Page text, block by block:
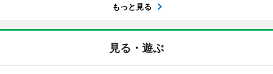
もっと見る
見る・遊ぶ